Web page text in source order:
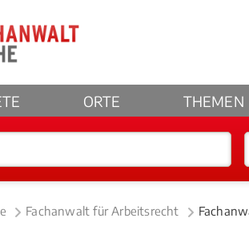
ORTE THEMEN
Fachanwalt für Arbeitsrecht